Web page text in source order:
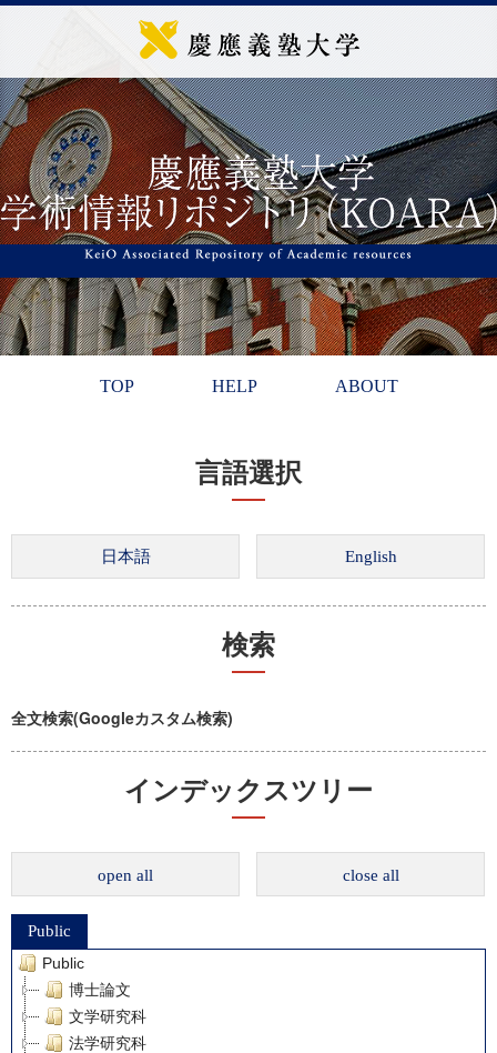
TOP HELP ABOUT
言語選択
検索
全文検索(Googleカスタム検索)
インデックスツリー
open all close all
Public
Public
博士論文
文学研究科
法学研究科